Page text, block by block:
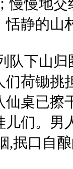
慢慢地
恬静的山
队下山
荷锄挑
仙桌已擦
们。男
,抿口自